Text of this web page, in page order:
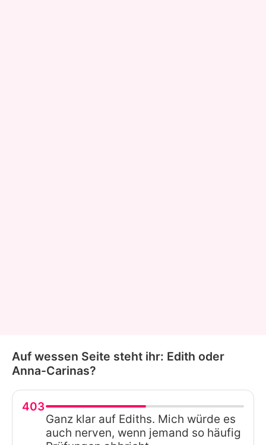
Auf wessen Seite steht ihr: Edith oder
Anna-Carinas?
403
Ganz klar auf Ediths. Mich würde es
auch nerven, wenn jemand so häufig